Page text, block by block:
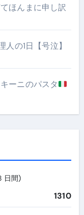
ほんまに申し訳
の1日【号泣】
ーニのパスタ
日間)
1310